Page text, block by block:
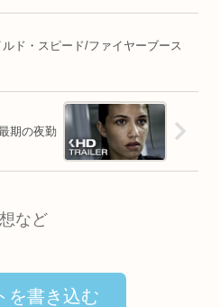
ルド・スピード/ファイヤーブース
期の夜勤
など
を書き込む